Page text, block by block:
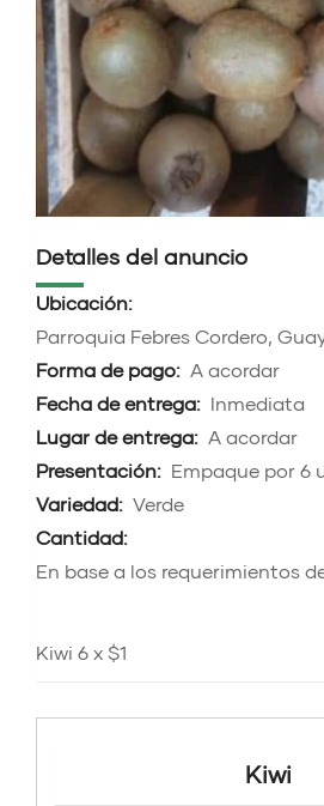
Detalles del anuncio
Ubicación:
Parroquia Febres Cordero,
Forma de pago: A acordar
Fecha de entrega: Inmediata
Lugar de entrega: A acordar
Presentación: Empaque por 6
Variedad: Verde
Cantidad:
En base a los requerimientos
Kiwi 6 x $1
Kiwi